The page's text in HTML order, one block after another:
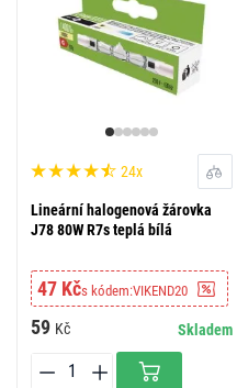
24x
Lineární halogenová žárovka
J78 80W R7s teplá bílá
47 Kčs kódem:VIKEND20
59 Kč Skladem